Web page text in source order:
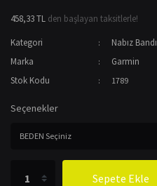
458,33 TL den başlayan taksitlerle!
Kategori
Nabız Bandı
Marka
Garmin
Stok Kodu
1789
Seçenekler
Sepete Ekle